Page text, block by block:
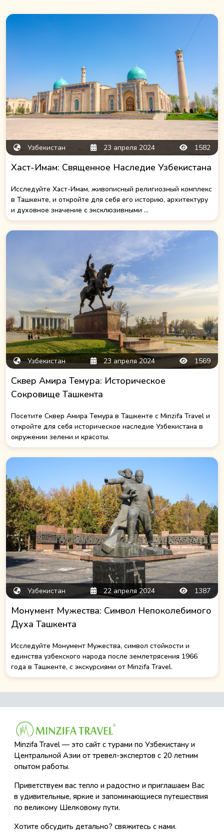
Узбекистан 23 апреля 2024 1582
Хаст-Имам: Священное Наследие Узбекистана
Исследуйте Хаст-Имам, живописный религиозный комплекс
в Ташкенте, и откройте для себя его историю, архитектуру
и духовное значение с эксклюзивными ...
Узбекистан 23 апреля 2024 1569
Сквер Амира Темура: Историческое
Сокровище Ташкента
Посетите Сквер Амира Темура в Ташкенте с Minzifa Travel и
откройте для себя историческое наследие Узбекистана в
окружении зелени и красоты.
Узбекистан 22 апреля 2024 1387
Монумент Мужества: Символ Непоколебимого
Духа Ташкента
Исследуйте Монумент Мужества, символ стойкости и
единства узбекского народа после землетрясения 1966
года в Ташкенте, с экскурсиями от Minzifa Travel.
Minzifa Travel — это сайт с турами по Узбекистану и
Центральной Азии от тревел-экспертов с 20 летним
опытом работы.
Приветствуем вас тепло и радостно и приглашаем Вас
в удивительные, яркие и запоминающиеся путешествия
по великому Шелковому пути.
Хотите обсудить детально? свяжитесь с нами.